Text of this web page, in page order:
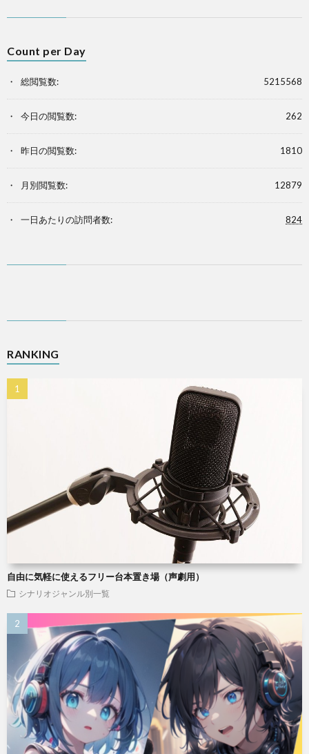
Count per Day
5215568
総閲覧数:
262
今日の閲覧数:
1810
昨日の閲覧数:
12879
月別閲覧数:
824
一日あたりの訪問者数:
RANKING
自由に気軽に使えるフリー台本置き場（声劇用）
シナリオジャンル別一覧